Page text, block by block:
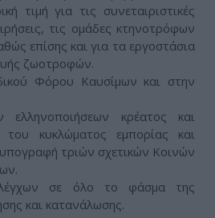
τιμή για τις συνεταιριστικές
τις ομάδες κτηνοτρόφων
επίσης και για τα εργοστάσια
ζωοτροφών.
Φόρου Καυσίμων και στην
κρέατος και
του κυκλώματος εμπορίας και
τριών σχετικών Κοινών
σε όλο το φάσμα της
και κατανάλωσης.